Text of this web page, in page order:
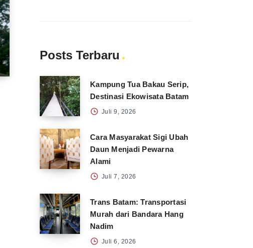
Posts Terbaru
Kampung Tua Bakau Serip,
Destinasi Ekowisata Batam
Juli 9, 2026
Cara Masyarakat Sigi Ubah
Daun Menjadi Pewarna
Alami
Juli 7, 2026
Trans Batam: Transportasi
Murah dari Bandara Hang
Nadim
Juli 6, 2026